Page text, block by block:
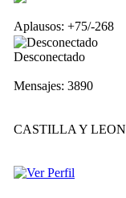
Aplausos: +75/-268
Desconectado
Mensajes: 3890
CASTILLA Y LEON